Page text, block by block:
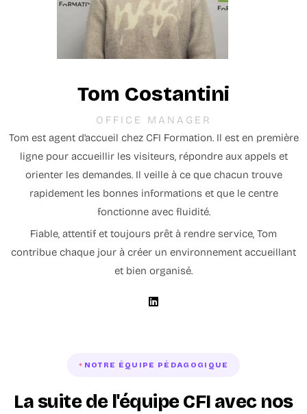
Tom Costantini
OFFICE MANAGER
Tom est agent d’accueil chez CFI Formation. Il est en première
ligne pour accueillir les visiteurs, répondre aux appels et
orienter les demandes. Il veille à ce que chacun trouve
rapidement les bonnes informations et que le centre
fonctionne avec fluidité.
Fiable, attentif et toujours prêt à rendre service, Tom
contribue chaque jour à créer un environnement accueillant
et bien organisé.
NOTRE ÉQUIPE PÉDAGOGIQUE
La suite de l'équipe CFI avec nos